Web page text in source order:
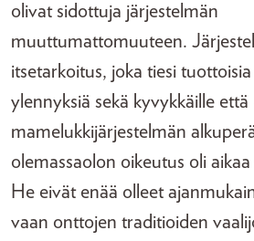
olivat sidottuja järjestelmän
muuttumattomuuteen.
itsetarkoitus, joka tiesi
ylennyksiä sekä kyvykkäille
mamelukkijärjestelmän
olemassaolon oikeutus oli
He eivät enää olleet
vaan onttojen traditioiden